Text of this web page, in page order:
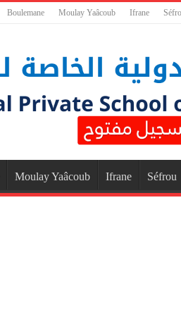
Boulemane Moulay Yaâcoub Ifrane
Moulay Yaâcoub Ifrane Séfrou